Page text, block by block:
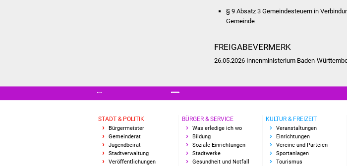
§ 9 Absatz 3 Gemeindesteuern in
Gemeinde
FREIGABEVERMERK
26.05.2026 Innenministerium Baden-
STADT & POLITIK
Bürgermeister
Gemeinderat
Jugendbeirat
Stadtverwaltung
Veröffentlichungen
BÜRGER & SERVICE
Was erledige ich wo
Bildung
Soziale Einrichtungen
Stadtwerke
Gesundheit und Notfall
KULTUR & FREIZEIT
Veranstaltungen
Einrichtungen
Vereine und Parteien
Sportanlagen
Tourismus